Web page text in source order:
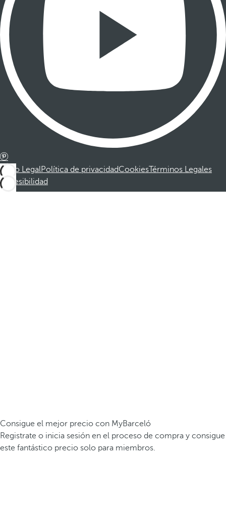
Aviso LegalPolítica de privacidadCookiesTérminos Legales
Accesibilidad
Consigue el mejor precio con MyBarceló
Registrate o inicia sesión en el proceso de compra y consigue
este fantástico precio solo para miembros.